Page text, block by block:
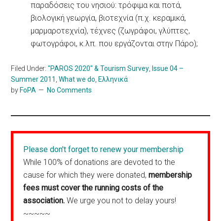
παραδόσεις του νησιού: τρόφιμα και ποτά,
βιολογική γεωργία, βιοτεχνία (π.χ. κεραμικά,
μαρμαροτεχνία), τέχνες (ζωγράφοι, γλύπτες,
φωτογράφοι, κ.λπ. που εργάζονται στην Πάρο);
Filed Under:"PAROS 2020" & Tourism Survey, Issue 04 –
Summer 2011 ,What we do, Ελληνικά
by FoPA No Comments
Please don't forget to renew your membership
While 100% of donations are devoted to the
cause for which they were donated,membership
fees must cover the running costs of the
association. We urge you not to delay yours!
~~~~~